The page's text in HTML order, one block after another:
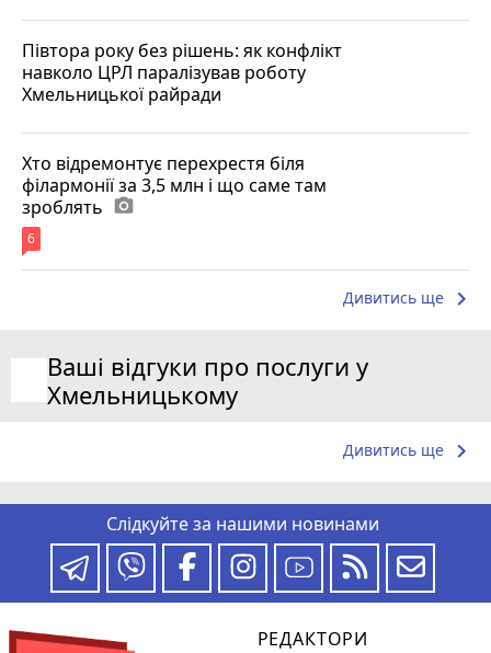
Півтора року без рішень: як конфлікт
навколо ЦРЛ паралізував роботу
Хмельницької райради
Хто відремонтує перехрестя біля
філармонії за 3,5 млн і що саме там
зроблять photo_camera
6
Дивитись ще keyboard_arrow_right
Ваші відгуки про послуги у
Хмельницькому
Дивитись ще keyboard_arrow_right
Слідкуйте за нашими новинами
РЕДАКТОРИ